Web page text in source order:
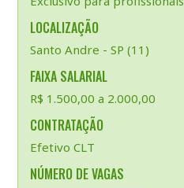
LOCALIZAÇÃO
Santo Andre - SP (11)
FAIXA SALARIAL
R$ 1.500,00 a 2.000,00
CONTRATAÇÃO
Efetivo CLT
NÚMERO DE VAGAS